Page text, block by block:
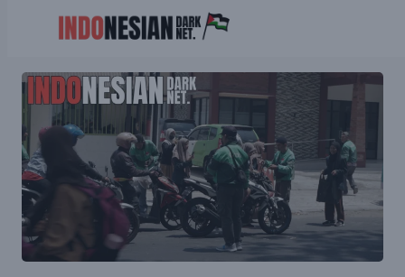
Skip
content